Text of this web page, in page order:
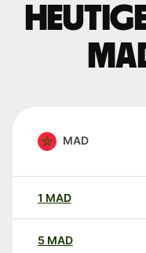
MAD
1 MAD
5 MAD